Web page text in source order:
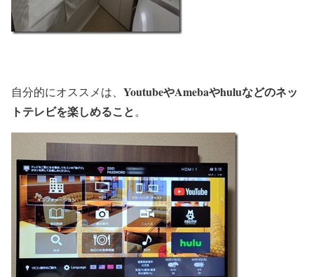
自分的にオススメは、 YoutubeやAmebaやhuluなどのネッ
トテレビを楽しめること。